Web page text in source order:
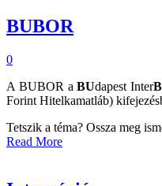
BUBOR
0
A BUBOR aBUdapest InterB
Forint Hitelkamatláb)
Tetszik a téma? Ossza meg
Read More